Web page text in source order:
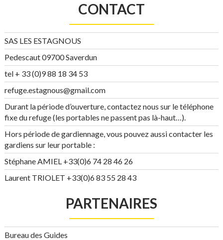
CONTACT
SAS LES ESTAGNOUS
Pedescaut 09700 Saverdun
tel + 33 (0)9 88 18 34 53
refuge.estagnous@gmail.com
Durant la période d’ouverture, contactez nous sur le téléphone
fixe du refuge (les portables ne passent pas là-haut…).
Hors période de gardiennage, vous pouvez aussi contacter les
gardiens sur leur portable :
Stéphane AMIEL +33(0)6 74 28 46 26
Laurent TRIOLET +33(0)6 83 55 28 43
PARTENAIRES
Bureau des Guides